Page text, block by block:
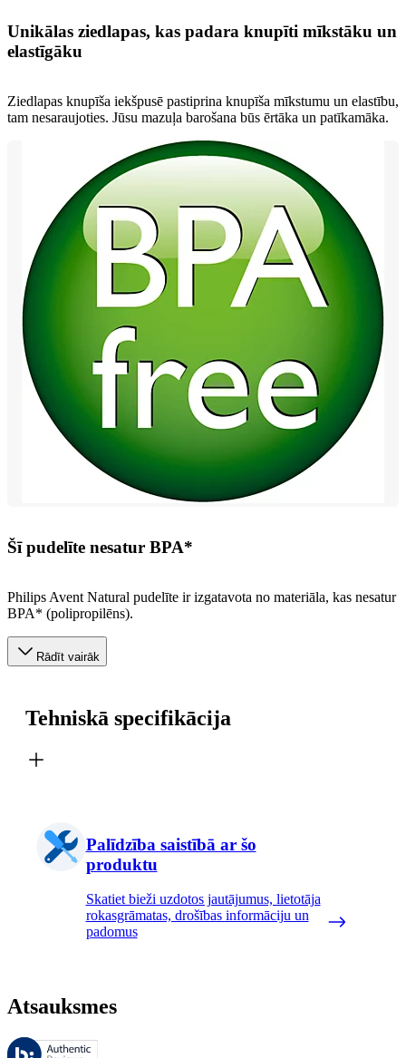
Unikālas ziedlapas, kas padara knupīti mīkstāku un
elastīgāku
Ziedlapas knupīša iekšpusē pastiprina knupīša mīkstumu un elastību,
tam nesaraujoties. Jūsu mazuļa barošana būs ērtāka un patīkamāka.
Šī pudelīte nesatur BPA*
Philips Avent Natural pudelīte ir izgatavota no materiāla, kas nesatur
BPA* (polipropilēns).
Rādīt vairāk
Tehniskā specifikācija
Palīdzība saistībā ar šo
produktu
Skatiet bieži uzdotos jautājumus, lietotāja
rokasgrāmatas, drošības informāciju un
padomus
Atsauksmes
Šīs atsauksmes pārvalda Bazaarvoice, un tās atbilst Bazaarvoice